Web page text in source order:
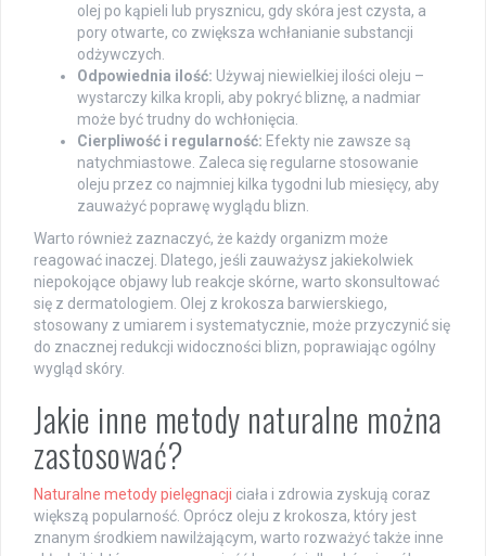
olej po kąpieli lub prysznicu, gdy skóra jest czysta, a
pory otwarte, co zwiększa wchłanianie substancji
odżywczych.
Odpowiednia ilość: Używaj niewielkiej ilości oleju –
wystarczy kilka kropli, aby pokryć bliznę, a nadmiar
może być trudny do wchłonięcia.
Cierpliwość i regularność: Efekty nie zawsze są
natychmiastowe. Zaleca się regularne stosowanie
oleju przez co najmniej kilka tygodni lub miesięcy, aby
zauważyć poprawę wyglądu blizn.
Warto również zaznaczyć, że każdy organizm może
reagować inaczej. Dlatego, jeśli zauważysz jakiekolwiek
niepokojące objawy lub reakcje skórne, warto skonsultować
się z dermatologiem. Olej z krokosza barwierskiego,
stosowany z umiarem i systematycznie, może przyczynić się
do znacznej redukcji widoczności blizn, poprawiając ogólny
wygląd skóry.
Jakie inne metody naturalne można
zastosować?
Naturalne metody pielęgnacji ciała i zdrowia zyskują coraz
większą popularność. Oprócz oleju z krokosza, który jest
znanym środkiem nawilżającym, warto rozważyć także inne